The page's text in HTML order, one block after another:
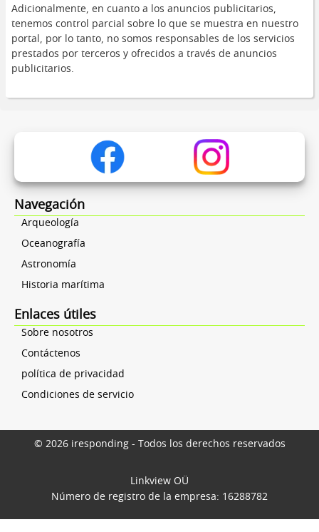
Adicionalmente, en cuanto a los anuncios publicitarios,
tenemos control parcial sobre lo que se muestra en nuestro
portal, por lo tanto, no somos responsables de los servicios
prestados por terceros y ofrecidos a través de anuncios
publicitarios.
Navegación
Arqueología
Oceanografía
Astronomía
Historia marítima
Enlaces útiles
Sobre nosotros
Contáctenos
política de privacidad
Condiciones de servicio
© 2026 iresponding - Todos los derechos reservados
Linkview OÜ
Número de registro de la empresa: 16288782